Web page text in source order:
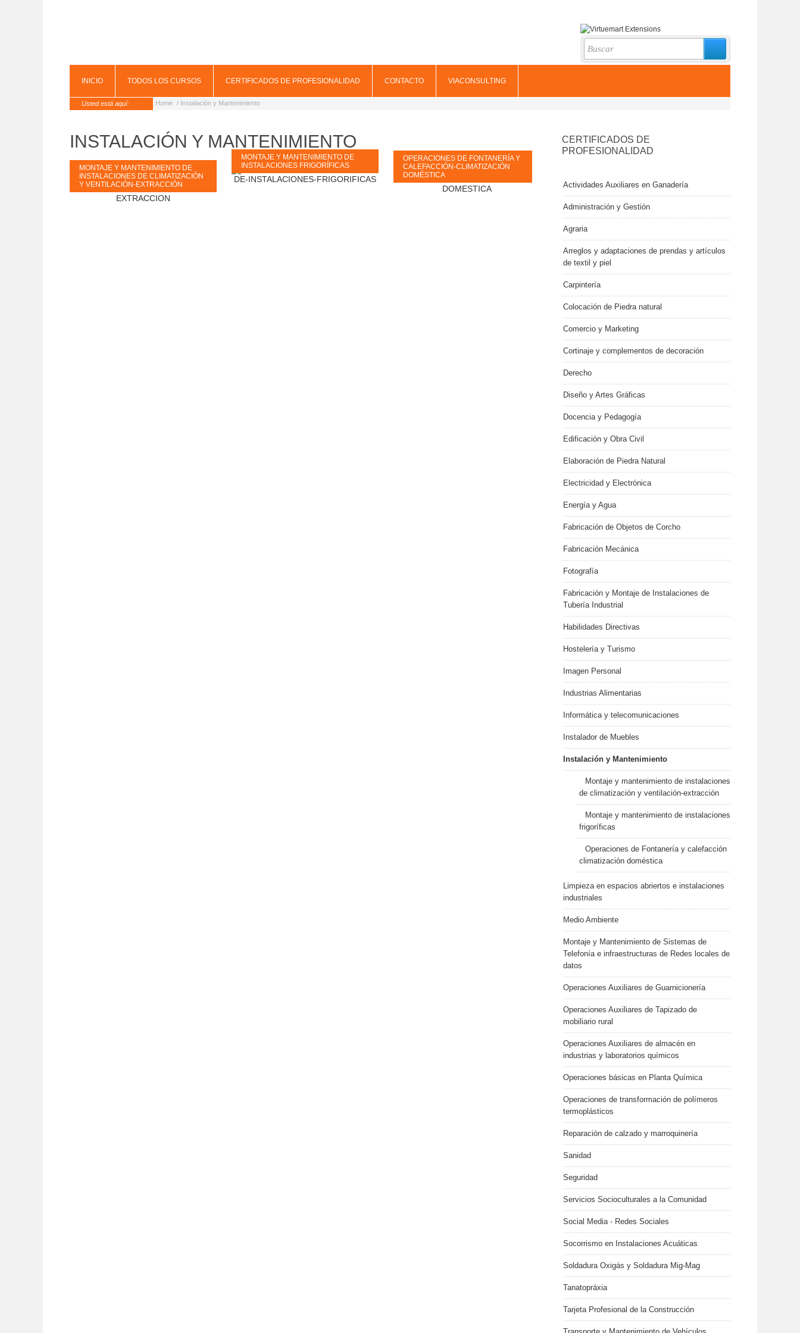
INICIO TODOS LOS CURSOS CERTIFICADOS DE PROFESIONALIDAD CONTACTO VIACONSULTING
Usted está aquí: Home / Instalación y Mantenimiento
INSTALACIÓN Y MANTENIMIENTO
MONTAJE Y MANTENIMIENTO DE
INSTALACIONES DE CLIMATIZACIÓN
Y VENTILACIÓN-EXTRACCIÓN
MONTAJE Y MANTENIMIENTO DE
INSTALACIONES FRIGORÍFICAS
OPERACIONES DE FONTANERÍA Y
CALEFACCIÓN-CLIMATIZACIÓN
DOMÉSTICA
CERTIFICADOS DE
PROFESIONALIDAD
Actividades Auxiliares en Ganadería
Administración y Gestión
Agraria
Arreglos y adaptaciones de prendas y artículos
de textil y piel
Carpintería
Colocación de Piedra natural
Comercio y Marketing
Cortinaje y complementos de decoración
Derecho
Diseño y Artes Gráficas
Docencia y Pedagogía
Edificación y Obra Civil
Elaboración de Piedra Natural
Electricidad y Electrónica
Energía y Agua
Fabricación de Objetos de Corcho
Fabricación Mecánica
Fotografía
Fabricación y Montaje de Instalaciones de
Tubería Industrial
Habilidades Directivas
Hostelería y Turismo
Imagen Personal
Industrias Alimentarias
Informática y telecomunicaciones
Instalador de Muebles
Instalación y Mantenimiento
Montaje y mantenimiento de instalaciones
de climatización y ventilación-extracción
Montaje y mantenimiento de instalaciones
frigoríficas
Operaciones de Fontanería y calefacción
climatización doméstica
Limpieza en espacios abriertos e instalaciones
industriales
Medio Ambiente
Montaje y Mantenimiento de Sistemas de
Telefonía e infraestructuras de Redes locales de
datos
Operaciones Auxiliares de Guarnicionería
Operaciones Auxiliares de Tapizado de
mobiliario rural
Operaciones Auxiliares de almacén en
industrias y laboratorios químicos
Operaciones básicas en Planta Química
Operaciones de transformación de polímeros
termoplásticos
Reparación de calzado y marroquinería
Sanidad
Seguridad
Servicios Socioculturales a la Comunidad
Social Media - Redes Sociales
Socorrismo en Instalaciones Acuáticas
Soldadura Oxigás y Soldadura Mig-Mag
Tanatopráxia
Tarjeta Profesional de la Construcción